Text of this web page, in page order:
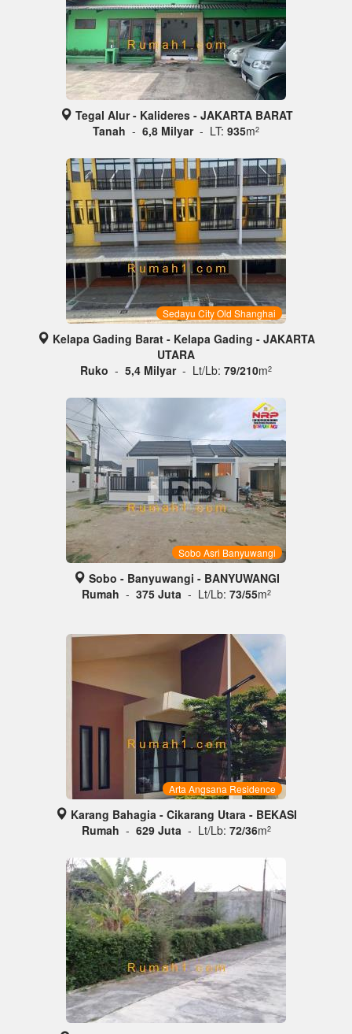
Tegal Alur - Kalideres - JAKARTA BARAT
Tanah - 6,8 Milyar - LT: 935m2
Sedayu City Old Shanghai
Kelapa Gading Barat - Kelapa Gading - JAKARTA
UTARA
Ruko - 5,4 Milyar - Lt/Lb: 79/210m2
Sobo Asri Banyuwangi
Sobo - Banyuwangi - BANYUWANGI
Rumah - 375 Juta - Lt/Lb: 73/55m2
Arta Angsana Residence
Karang Bahagia - Cikarang Utara - BEKASI
Rumah - 629 Juta - Lt/Lb: 72/36m2